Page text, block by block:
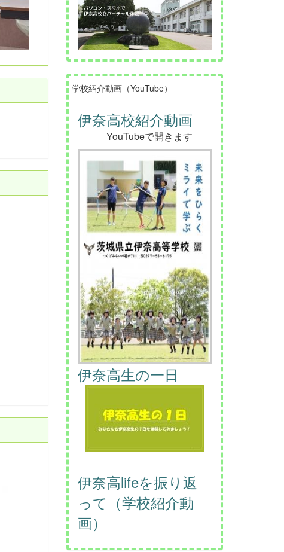
学校紹介動画（YouTube）
伊奈高校紹介動画
YouTubeで開きます
伊奈高生の一日
伊奈高lifeを振り返
って（学校紹介動
画）